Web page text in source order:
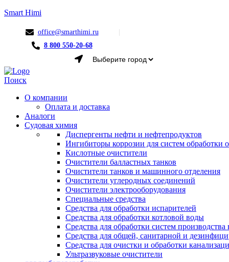
Smart Himi
8 800 550-20-68
office@smarthimi.ru
Menu
Поиск
О компании
Оплата и доставка
Аналоги
Судовая химия
Диспергенты нефти и нефтепродуктов
Ингибиторы коррозии для систем
Кислотные очистители
Очистители балластных танков
Очистители танков и машинного отделения
Очистители углеродных соединений
Очистители электрооборудования
Специальные средства
Средства для обработки испарителей
Средства для обработки котловой воды
Средства для обработки систем
Средства для общей, санитарной и
Средства для очистки и обработки
Ультразвуковые очистители